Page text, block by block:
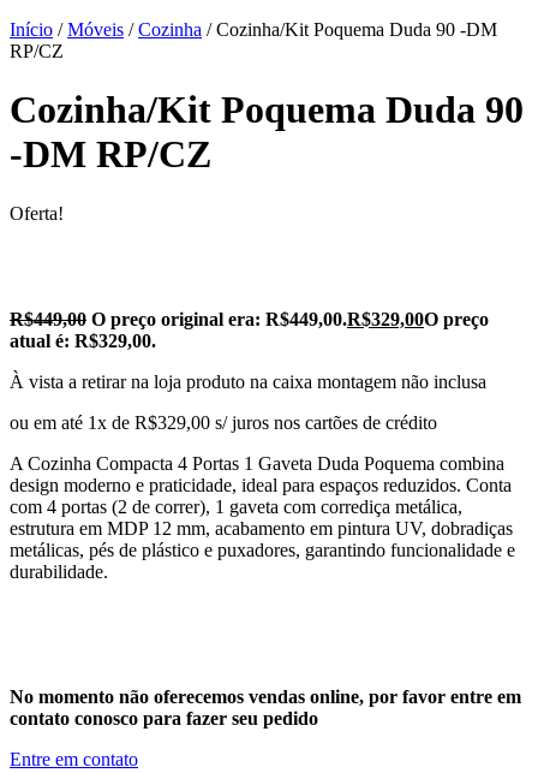
Início /Móveis /Cozinha / Cozinha/Kit Poquema Duda 90 -DM
RP/CZ
Cozinha/Kit Poquema Duda 90
-DM RP/CZ
Oferta!
R$449,00 O preço original era: R$449,00.R$329,00O preço
atual é: R$329,00.
À vista a retirar na loja produto na caixa montagem não inclusa
ou em até 1x de R$329,00 s/ juros nos cartões de crédito
A Cozinha Compacta 4 Portas 1 Gaveta Duda Poquema combina
design moderno e praticidade, ideal para espaços reduzidos. Conta
com 4 portas (2 de correr), 1 gaveta com corrediça metálica,
estrutura em MDP 12 mm, acabamento em pintura UV, dobradiças
metálicas, pés de plástico e puxadores, garantindo funcionalidade e
durabilidade.
No momento não oferecemos vendas online, por favor entre em
contato conosco para fazer seu pedido
Entre em contato